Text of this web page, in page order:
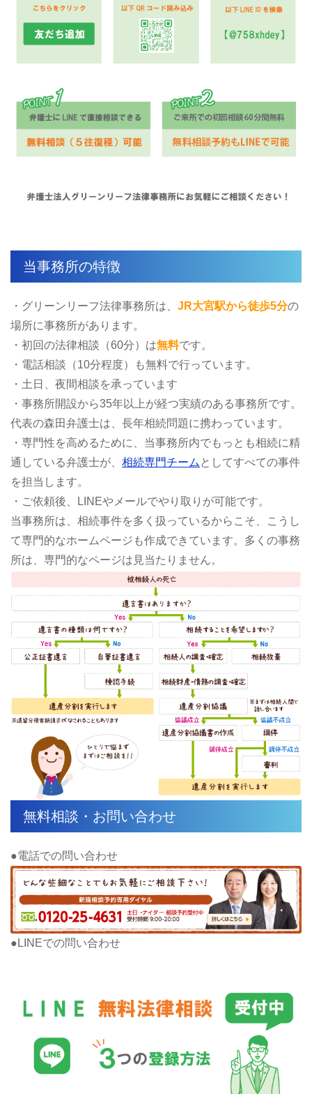
当事務所の特徴
・グリーンリーフ法律事務所は、 JR大宮駅から徒歩5分の
場所に事務所があります。
・初回の法律相談（60分）は無料です。
・電話相談（10分程度）も無料で行っています。
・土日、夜間相談を承っています
・事務所開設から35年以上が経つ実績のある事務所です。
代表の森田弁護士は、長年相続問題に携わっています。
・専門性を高めるために、当事務所内でもっとも相続に精
通している弁護士が、 相続専門チーム としてすべての事件
を担当します。
・ご依頼後、LINEやメールでやり取りが可能です。
当事務所は、相続事件を多く扱っているからこそ、こうし
て専門的なホームページも作成できています。多くの事務
所は、専門的なページは見当たりません。
無料相談・お問い合わせ
●電話での問い合わせ
●LINEでの問い合わせ